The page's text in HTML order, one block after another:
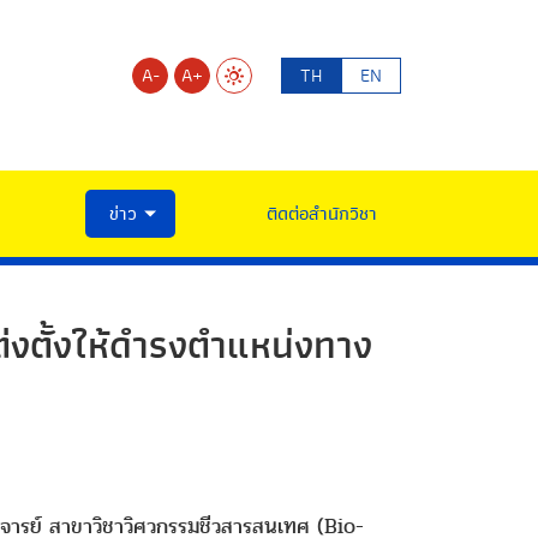
A- A+ TH EN
ข่าว ติดต่อสำนักวิชา
งให้ดำรงตำแหน่งทาง
รย์ สาขาวิชาวิศวกรรมชีวสารสนเทศ (Bio-